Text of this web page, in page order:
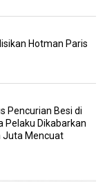
Hotman Paris
Pencurian Besi di
Pelaku Dikabarkan
Juta Mencuat